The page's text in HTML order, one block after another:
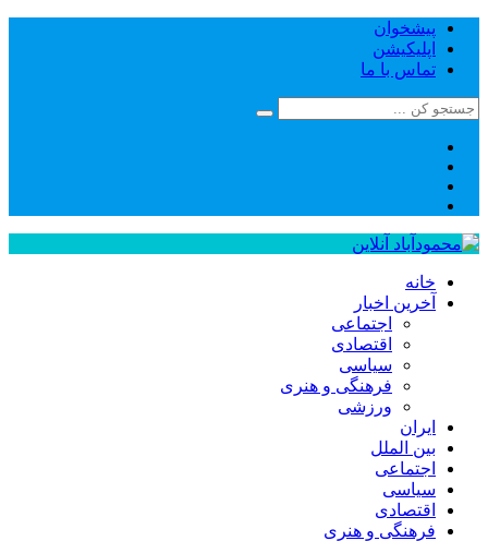
پیشخوان
اپلیکیشن
تماس با ما
خانه
آخرین اخبار
اجتماعی
اقتصادی
سیاسی
فرهنگی و هنری
ورزشی
ایران
بین الملل
اجتماعی
سیاسی
اقتصادی
فرهنگی و هنری